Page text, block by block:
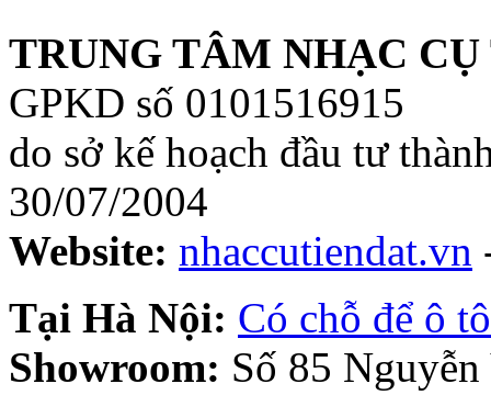
TRUNG TÂM NHẠC
GPKD số 0101516915
do sở kế hoạch đầu tư
30/07/2004
Website: nhaccutiendat.vn
Tại Hà Nội: Có chỗ để ô tô
Showroom: Số 85